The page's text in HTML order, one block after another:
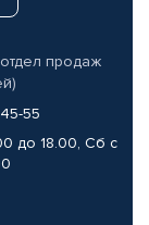
продаж
55
до 18.00, Сб с